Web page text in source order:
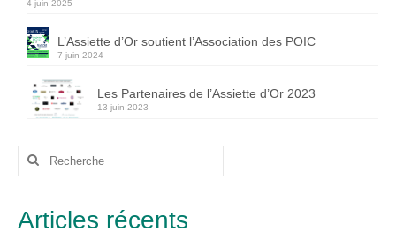
4 juin 2025
L’Assiette d’Or soutient l’Association des POIC
7 juin 2024
Les Partenaires de l’Assiette d’Or 2023
13 juin 2023
Rechercher
Articles récents